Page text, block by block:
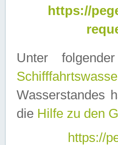
https://
Unter
Wasserstandes
die Hilfe zu den
https://